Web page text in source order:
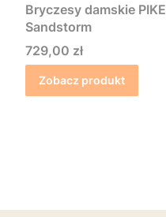
Bryczesy damskie
Sandstorm
Cena
729,00 zł
Zobacz produkt